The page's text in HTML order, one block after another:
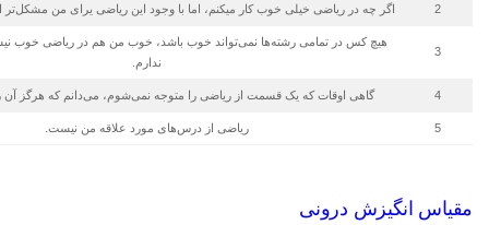
2 اگر چه در ریاضی خیلی خوب کار میکنم، اما با وجود این ریاضی یرای من
3
هیچ کس در تمامی رشته‌ها نمی‌تواند خوب باشد، خوب من هم در ریاضی خوب
ندارم.
4 گاهی اوقات که یک قسمت از ریاضی را متوجه نمی‌شوم، می‌دانم که هرگز آن
5 ریاضی از درس‌های مورد علاقه من نیست.
مقیاس انگیزش درونی